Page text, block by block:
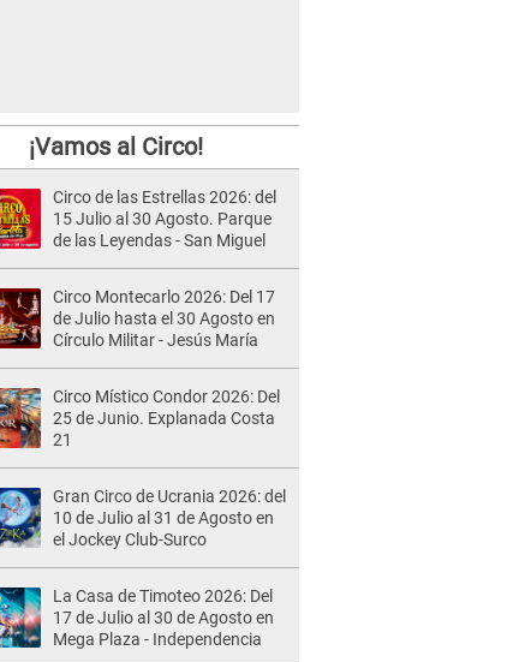
¡Vamos al Circo!
Circo de las Estrellas 2026: del
15 Julio al 30 Agosto. Parque
de las Leyendas - San Miguel
Circo Montecarlo 2026: Del 17
de Julio hasta el 30 Agosto en
Círculo Militar - Jesús María
Circo Místico Condor 2026: Del
25 de Junio. Explanada Costa
21
Gran Circo de Ucrania 2026: del
10 de Julio al 31 de Agosto en
el Jockey Club-Surco
La Casa de Timoteo 2026: Del
17 de Julio al 30 de Agosto en
Mega Plaza - Independencia